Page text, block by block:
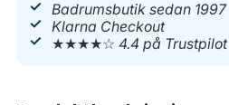
Badrumsbutik sedan 1997
Klarna Checkout
★★★★☆4.4 på Trustpilot